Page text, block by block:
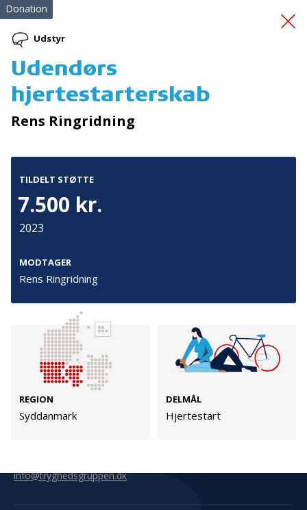
Massagestol til PAM
Donation
Udstyr
Udendørs
hjertestarterskab
Rens Ringridning
TILDELT STØTTE
7.500 kr.
2023
MODTAGER
Rens Ringridning
REGION
Syddanmark
DELMÅL
Hjertestart
Tilmeld nyhedsbrev
De seneste nyheder om TrygFondens og TryghedsGruppens
Tilmeld
Kontakt
TrygFonden
45 26 08 00
info@trygfonden.dk
info@tryghedsgruppen.dk
Adresse
Hummeltoftevej 49
Denmark
Vis vej hertil